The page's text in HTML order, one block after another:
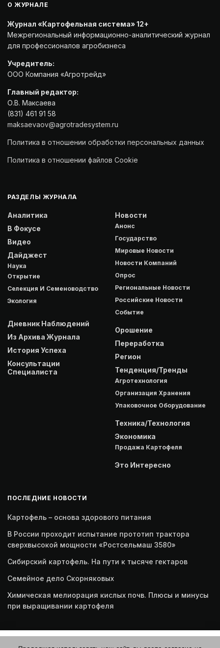
О ЖУРНАЛЕ
Журнал «Картофельная система» 12+
Межрегиональный информационно-аналитический журнал
для профессионалов агробизнеса
Учредитель:
ООО Компания «Агротрейд»
Главный редактор:
О.В. Максаева
(831) 461 91 58
maksaevaov@agrotradesystem.ru
Политика в отношении обработки персональных данных
Политика в отношении файлов Cookie
РАЗДЕЛЫ ЖУРНАЛА
Аналитика
В Фокусе
Видео
Дайджест
Наука
Открытие
Селекция И Семеноводство
Экология
Дневник Наблюдений
Из Архива Журнала
История Успеха
Консультации
Специалиста
Новости
Анонс
Государство
Мировые Новости
Новости Компаний
Опрос
Региональные Новости
Российские Новости
Событие
Орошение
Переработка
Регион
Тенденция/Тренды
Агротехнология
Организация Хранения
Упаковочное Оборудование
Техника/Технология
Экономика
Продажа Картофеля
Это Интересно
ПОСЛЕДНИЕ НОВОСТИ
Картофель – основа здорового питания
В России проходит испытание прототип трактора
сверхвысокой мощности «Ростсельмаш 3580»
Сибирский картофель. На пути к тысяче гектаров
Семейное дело Скорняковых
Химическая мелиорация кислых почв. Плюсы и минусы
при выращивании картофеля